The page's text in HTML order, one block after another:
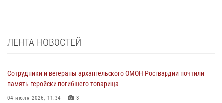
ЛЕНТА НОВОСТЕЙ
Сотрудники и ветераны архангельского ОМОН Росгвардии почтили
память геройски погибшего товарища
04 июля 2026, 11:24 3